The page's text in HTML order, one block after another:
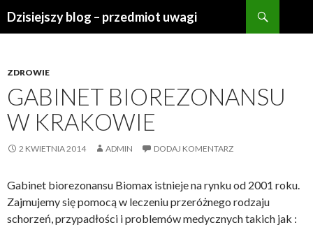
Dzisiejszy blog – przedmiot uwagi
ZDROWIE
GABINET BIOREZONANSU
W KRAKOWIE
2 KWIETNIA 2014 ADMIN DODAJ KOMENTARZ
Gabinet biorezonansu Biomax istnieje na rynku od 2001 roku.
Zajmujemy się pomocą w leczeniu przeróżnego rodzaju
schorzeń, przypadłości i problemów medycznych takich jak :